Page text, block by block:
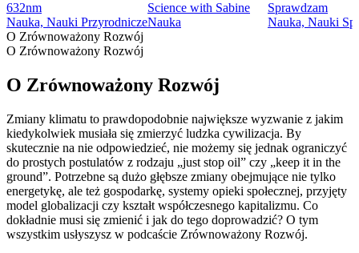
632nm
Nauka, Nauki Przyrodnicze
Science with Sabine
Nauka
Sprawdzam
Nauka, Nauki
O Zrównoważony Rozwój
O Zrównoważony Rozwój
O Zrównoważony Rozwój
Zmiany klimatu to prawdopodobnie największe wyzwanie z jakim
kiedykolwiek musiała się zmierzyć ludzka cywilizacja. By
skutecznie na nie odpowiedzieć, nie możemy się jednak ograniczyć
do prostych postulatów z rodzaju „just stop oil” czy „keep it in the
ground”. Potrzebne są dużo głębsze zmiany obejmujące nie tylko
energetykę, ale też gospodarkę, systemy opieki społecznej, przyjęty
model globalizacji czy kształt współczesnego kapitalizmu. Co
dokładnie musi się zmienić i jak do tego doprowadzić? O tym
wszystkim usłyszysz w podcaście Zrównoważony Rozwój.